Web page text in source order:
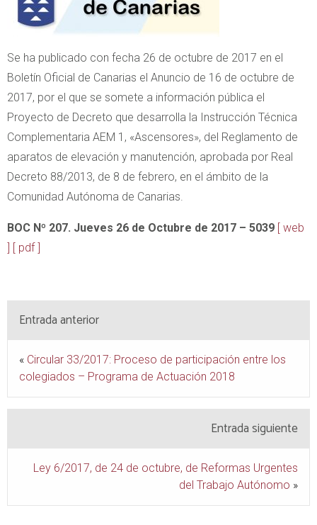
Se ha publicado con fecha 26 de octubre de 2017 en el
Boletín Oficial de Canarias el Anuncio de 16 de octubre de
2017, por el que se somete a información pública el
Proyecto de Decreto que desarrolla la Instrucción Técnica
Complementaria AEM 1, «Ascensores», del Reglamento de
aparatos de elevación y manutención, aprobada por Real
Decreto 88/2013, de 8 de febrero, en el ámbito de la
Comunidad Autónoma de Canarias.
BOC Nº 207. Jueves 26 de Octubre de 2017 – 5039 [ web
] [ pdf ]
Entrada anterior
« Circular 33/2017: Proceso de participación entre los
colegiados – Programa de Actuación 2018
Entrada siguiente
Ley 6/2017, de 24 de octubre, de Reformas Urgentes
del Trabajo Autónomo »